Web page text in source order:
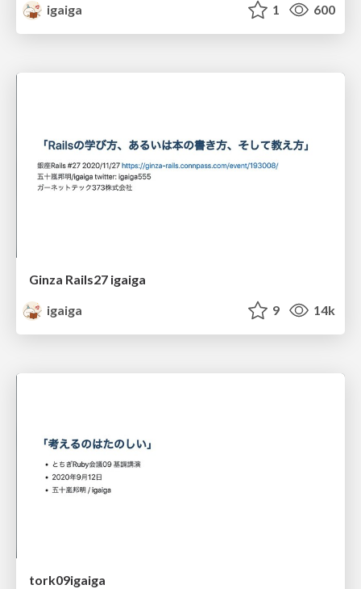
igaiga
1 600
Ginza Rails27 igaiga
igaiga
9 14k
tork09igaiga